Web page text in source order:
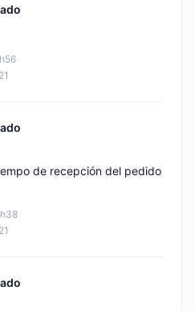
de recepción del pedido